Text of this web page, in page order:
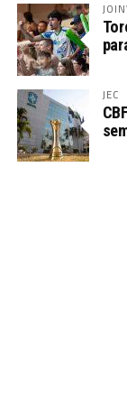
JEC